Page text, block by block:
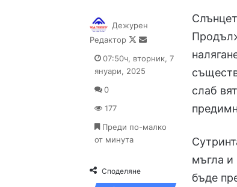
слаб
мъгла и
бъде
Дежурен
Редактор
Follow
X
Send
email
07:50ч, вторник, 7
януари, 2025
0
177
Преди по-малко
от минута
Споделяне